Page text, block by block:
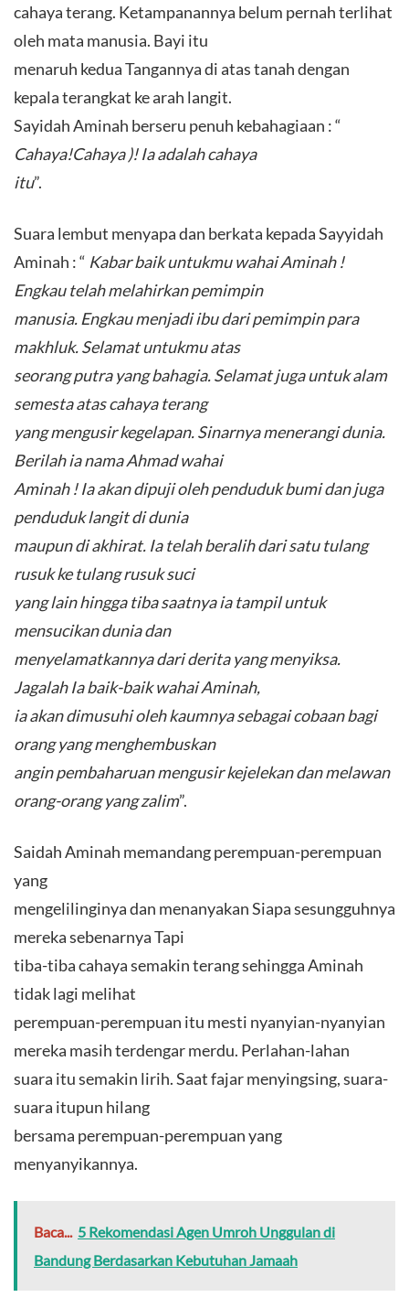
cahaya terang. Ketampanannya belum pernah terlihat
oleh mata manusia. Bayi itu
menaruh kedua Tangannya di atas tanah dengan
kepala terangkat ke arah langit.
Sayidah Aminah berseru penuh kebahagiaan : “
Cahaya!Cahaya )! Ia adalah cahaya
itu”.
Suara lembut menyapa dan berkata kepada Sayyidah
Aminah : “ Kabar baik untukmu wahai Aminah !
Engkau telah melahirkan pemimpin
manusia. Engkau menjadi ibu dari pemimpin para
makhluk. Selamat untukmu atas
seorang putra yang bahagia. Selamat juga untuk alam
semesta atas cahaya terang
yang mengusir kegelapan. Sinarnya menerangi dunia.
Berilah ia nama Ahmad wahai
Aminah ! Ia akan dipuji oleh penduduk bumi dan juga
penduduk langit di dunia
maupun di akhirat. Ia telah beralih dari satu tulang
rusuk ke tulang rusuk suci
yang lain hingga tiba saatnya ia tampil untuk
mensucikan dunia dan
menyelamatkannya dari derita yang menyiksa.
Jagalah Ia baik-baik wahai Aminah,
ia akan dimusuhi oleh kaumnya sebagai cobaan bagi
orang yang menghembuskan
angin pembaharuan mengusir kejelekan dan melawan
orang-orang yang zalim”.
Saidah Aminah memandang perempuan-perempuan
yang
mengelilinginya dan menanyakan Siapa sesungguhnya
mereka sebenarnya Tapi
tiba-tiba cahaya semakin terang sehingga Aminah
tidak lagi melihat
perempuan-perempuan itu mesti nyanyian-nyanyian
mereka masih terdengar merdu. Perlahan-lahan
suara itu semakin lirih. Saat fajar menyingsing, suara-
suara itupun hilang
bersama perempuan-perempuan yang
menyanyikannya.
Baca... 5 Rekomendasi Agen Umroh Unggulan di
Bandung Berdasarkan Kebutuhan Jamaah